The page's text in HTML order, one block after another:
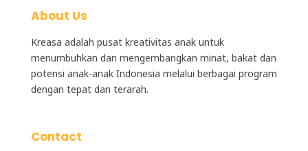
About Us
Kreasa adalah pusat kreativitas anakuntuk
menumbuhkan dan mengembangkan minat, bakat dan
potensi anak-anak Indonesia melalui berbagai program
dengan tepat dan terarah.
Contact